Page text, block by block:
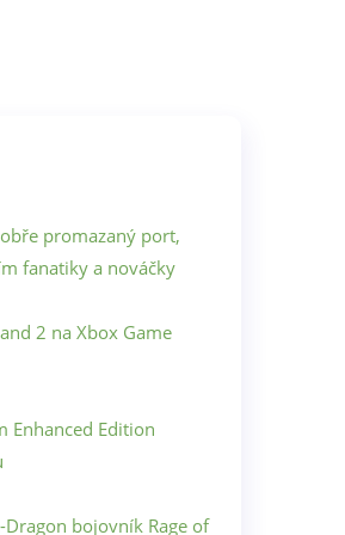
promazaný port,
fanatiky a nováčky
2 na Xbox Game
Enhanced Edition
bojovník Rage of